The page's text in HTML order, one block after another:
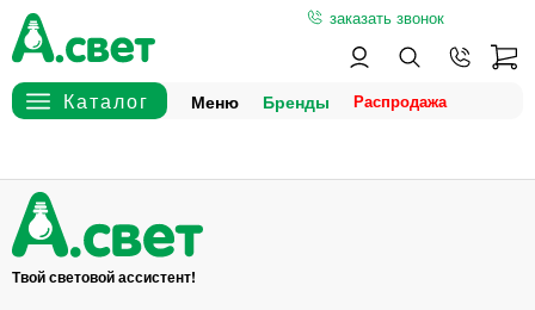
заказать звонок
Меню Бренды
Твой световой ассистент!